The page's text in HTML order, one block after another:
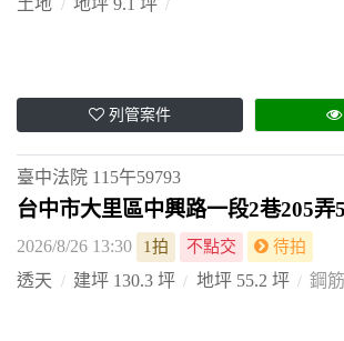
土地 地坪 9.1 坪
列管案件
臺中法院 115午59793
台中市大里區中興路一段2巷205弄
2026/8/26 13:30 1拍 不點交 待拍
透天 建坪 130.3 坪 地坪 55.2 坪 鋼